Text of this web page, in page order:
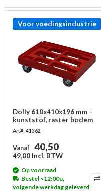
Voor voedingsindustrie
Dolly 610x410x196 mm -
kunststof, raster bodem
Art#: 41562
Vanaf 40,50
49,00 Incl. BTW
Op voorraad
Bestel <12:00u,
volgende werkdag geleverd